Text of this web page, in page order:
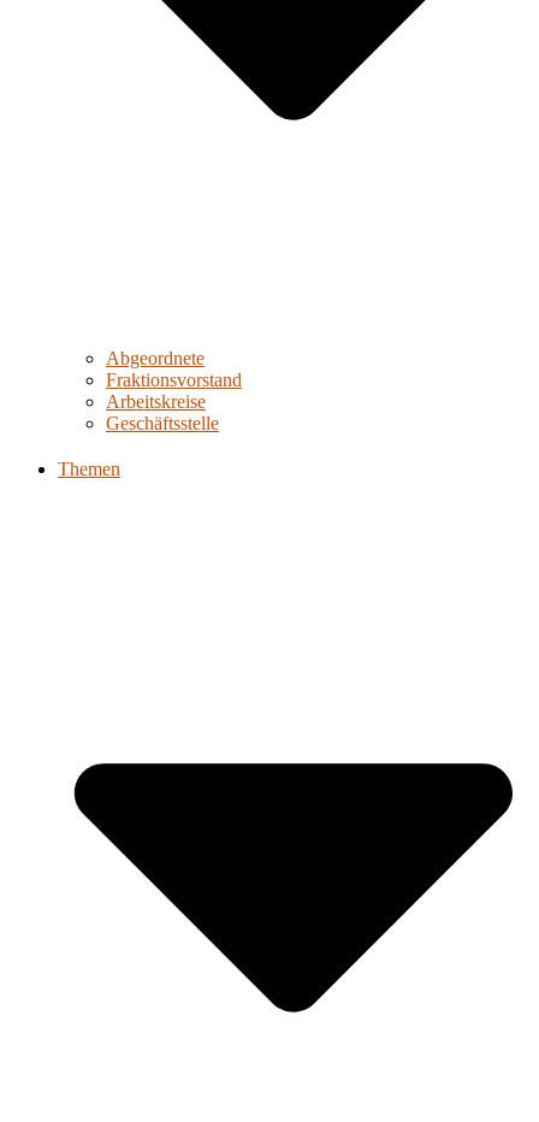
Abgeordnete
Fraktionsvorstand
Arbeitskreise
Geschäftsstelle
Themen